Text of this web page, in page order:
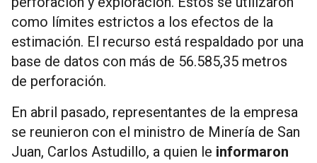
como límites estrictos a los efectos de la
estimación. El recurso está respaldado por una
base de datos con más de 56.585,35 metros
de perforación.
En abril pasado, representantes de la empresa
se reunieron con el ministro de Minería de San
Juan, Carlos Astudillo, a quien le informaron